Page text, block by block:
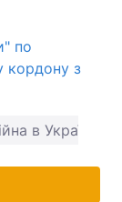
по
кордону з
в Україні